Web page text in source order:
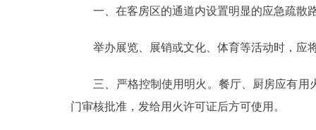
12345网上接诉即办
一、在客房区的通道内设置明显的应急疏散路
举办展览、展销或文化、体育等活动时，应
三、严格控制使用明火。餐厅、厨房应有用
门审核批准，发给用火许可证后方可使用。